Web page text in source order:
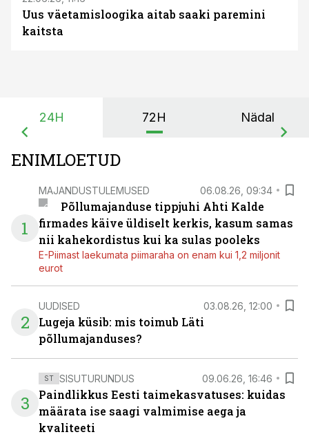
Uus väetamisloogika aitab saaki paremini
kaitsta
24H 72H Nädal
ENIMLOETUD
1
MAJANDUSTULEMUSED 06.08.26, 09:34
Põllumajanduse tippjuhi Ahti Kalde
firmades käive üldiselt kerkis, kasum samas
nii kahekordistus kui ka sulas pooleks
E-Piimast laekumata piimaraha on enam kui 1,2 miljonit
eurot
2
UUDISED 03.08.26, 12:00
Lugeja küsib: mis toimub Läti
põllumajanduses?
3
ST SISUTURUNDUS 09.06.26, 16:46
Paindlikkus Eesti taimekasvatuses: kuidas
määrata ise saagi valmimise aega ja
kvaliteeti